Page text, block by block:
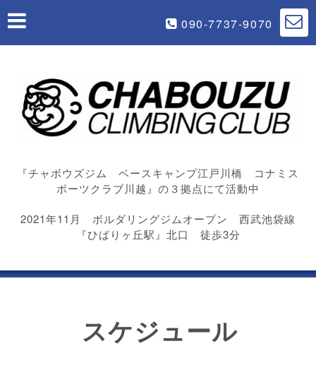
090-7737-9070
『チャボウズジム ベースキャンプ江戸川橋 コナミス
ポーツクラブ川越』の３拠点にて活動中
2021年11月 ボルダリングジムオープン 西武池袋線
『ひばりヶ丘駅』北口 徒歩3分
スケジュール